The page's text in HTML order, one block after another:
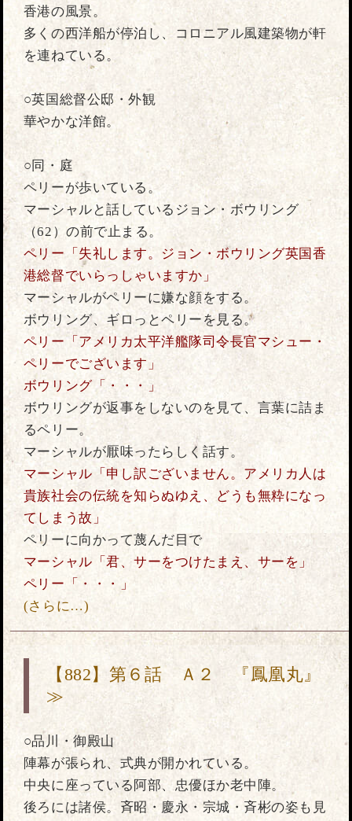
香港の風景。
多くの西洋船が停泊し、コロニアル風建築物が軒
を連ねている。
○英国総督公邸・外観
華やかな洋館。
○同・庭
ペリーが歩いている。
マーシャルと話しているジョン・ボウリング
（62）の前で止まる。
ペリー「失礼します。ジョン・ボウリング英国香
港総督でいらっしゃいますか」
マーシャルがペリーに嫌な顔をする。
ボウリング、ギロっとペリーを見る。
ペリー「アメリカ太平洋艦隊司令長官マシュー・
ペリーでございます」
ボウリング「・・・」
ボウリングが返事をしないのを見て、言葉に詰ま
るペリー。
マーシャルが厭味ったらしく話す。
マーシャル「申し訳ございません。アメリカ人は
貴族社会の伝統を知らぬゆえ、どうも無粋になっ
てしまう故」
ペリーに向かって蔑んだ目で
マーシャル「君、サーをつけたまえ、サーを」
ペリー「・・・」
(さらに…)
【882】第６話 Ａ２ 『鳳凰丸』
≫
○品川・御殿山
陣幕が張られ、式典が開かれている。
中央に座っている阿部、忠優ほか老中陣。
後ろには諸侯。斉昭・慶永・宗城・斉彬の姿も見